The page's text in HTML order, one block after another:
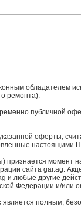
обладателем
ремонта).
публичной
оферты,
настоящими
момент
сайта gar.ag.
и любые другие
Федерации и/
является полным,